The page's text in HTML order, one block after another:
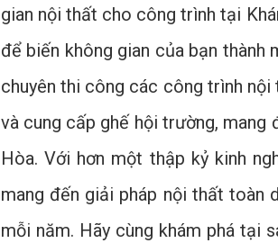
gian nội thất cho công trình tại
để biến không gian của bạn
chuyên thi công các công trình
và cung cấp ghế hội trường,
Hòa. Với hơn một thập kỷ kinh
mang đến giải pháp nội thất toàn
mỗi năm. Hãy cùng khám phá tại